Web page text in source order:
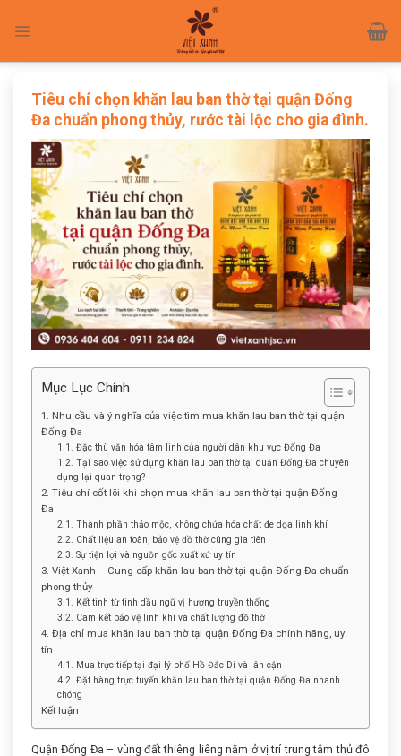
Tiêu chí chọn khăn lau ban thờ tại quận Đống
Đa chuẩn phong thủy, rước tài lộc cho gia đình.
Mục Lục Chính
1. Nhu cầu và ý nghĩa của việc tìm mua khăn lau ban thờ tại quận
Đống Đa
1.1. Đặc thù văn hóa tâm linh của người dân khu vực Đống Đa
1.2. Tại sao việc sử dụng khăn lau ban thờ tại quận Đống Đa chuyên
dụng lại quan trọng?
2. Tiêu chí cốt lõi khi chọn mua khăn lau ban thờ tại quận Đống
Đa
2.1. Thành phần thảo mộc, không chứa hóa chất đe dọa linh khí
2.2. Chất liệu an toàn, bảo vệ đồ thờ cúng gia tiên
2.3. Sự tiện lợi và nguồn gốc xuất xứ uy tín
3. Việt Xanh – Cung cấp khăn lau ban thờ tại quận Đống Đa chuẩn
phong thủy
3.1. Kết tinh từ tinh dầu ngũ vị hương truyền thống
3.2. Cam kết bảo vệ linh khí và chất lượng đồ thờ
4. Địa chỉ mua khăn lau ban thờ tại quận Đống Đa chính hãng, uy
tín
4.1. Mua trực tiếp tại đại lý phố Hồ Đắc Di và lân cận
4.2. Đặt hàng trực tuyến khăn lau ban thờ tại quận Đống Đa nhanh
chóng
Kết luận
Quận Đống Đa – vùng đất thiêng liêng nằm ở vị trí trung tâm thủ đô